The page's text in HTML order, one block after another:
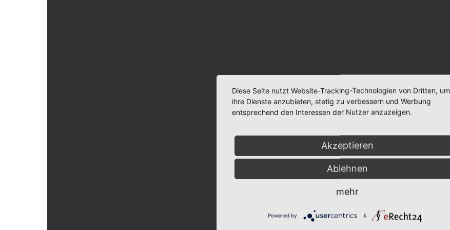
Diese Seite nutzt Website-Tracking-Technologien von Dritten, um
ihre Dienste anzubieten, stetig zu verbessern und Werbung
entsprechend den Interessen der Nutzer anzuzeigen.
Akzeptieren
Ablehnen
mehr
Powered by &